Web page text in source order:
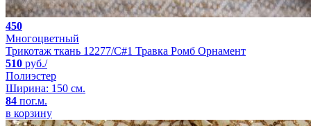
450
Многоцветный
Трикотаж ткань 12277/C#1 Травка Ромб Орнамент
510 руб./
Полиэстер
Ширина: 150 см.
84 пог.м.
в корзину